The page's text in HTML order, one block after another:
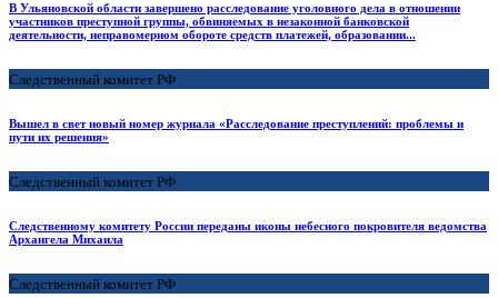
В Ульяновской области завершено расследование уголовного дела в отношении
участников преступной группы, обвиняемых в незаконной банковской
деятельности, неправомерном обороте средств платежей, образовании...
Следственный комитет РФ
Вышел в свет новый номер журнала «Расследование преступлений: проблемы и
пути их решения»
Следственный комитет РФ
Следственному комитету России переданы иконы небесного покровителя ведомства
Архангела Михаила
Следственный комитет РФ